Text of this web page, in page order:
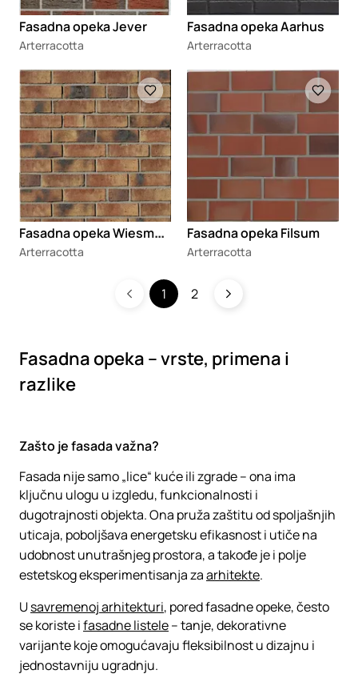
Fasadna opeka Jever
Arterracotta
Fasadna opeka Aarhus
Arterracotta
Loading
F
asadna opeka Wiesmoor
Arterracotta
Loading
Fasadna opeka Filsum
Arterracotta
1 2
Fasadna opeka – vrste, primena i
razlike
Zašto je fasada važna?
Fasada nije samo „lice“ kuće ili zgrade – ona ima
ključnu ulogu u izgledu, funkcionalnosti i
dugotrajnosti objekta. Ona pruža zaštitu od spoljašnjih
uticaja, poboljšava energetsku efikasnost i utiče na
udobnost unutrašnjeg prostora, a takođe je i polje
estetskog eksperimentisanja zaarhitekte.
Usavremenoj arhitekturi, pored fasadne opeke, često
se koriste ifasadne listele– tanje, dekorativne
varijante koje omogućavaju fleksibilnost u dizajnu i
jednostavniju ugradnju.